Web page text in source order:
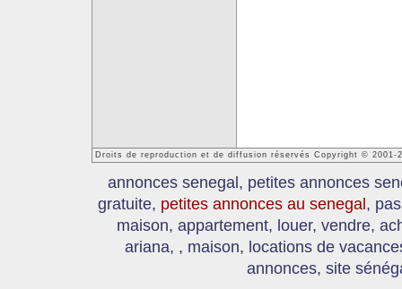
Droits de reproduction et de diffusion réservés Copyright © 2001-
annonces senegal, petites annonces
gratuite, petites annonces au senegal ,
maison, appartement, louer, vendre,
ariana, , maison, locations de
annonces, site